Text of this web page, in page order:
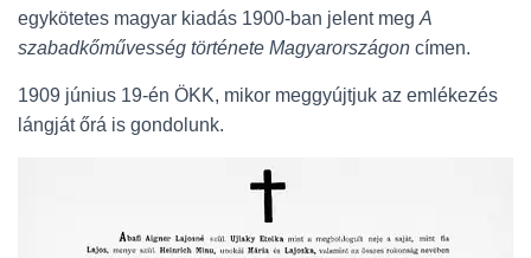
egykötetes magyar kiadás 1900-ban jelent meg A
szabadkőművesség története Magyarországon címen.
1909 június 19-én ÖKK, mikor meggyújtjuk az emlékezés
lángját őrá is gondolunk.